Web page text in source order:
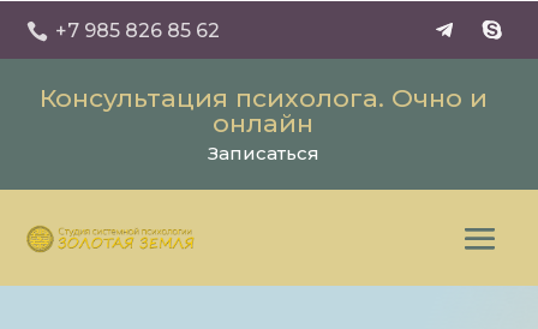
 +7 985 826 85 62
Консультация психолога. Очно и
онлайн
Записаться